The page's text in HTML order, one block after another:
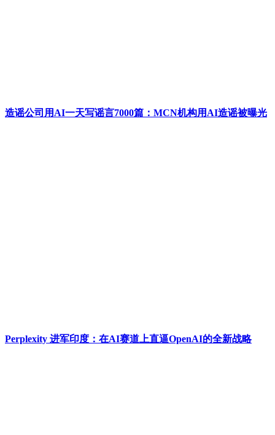
造谣公司用AI一天写谣言7000篇：MCN机构用AI造谣被曝光
Perplexity 进军印度：在AI赛道上直逼OpenAI的全新战略